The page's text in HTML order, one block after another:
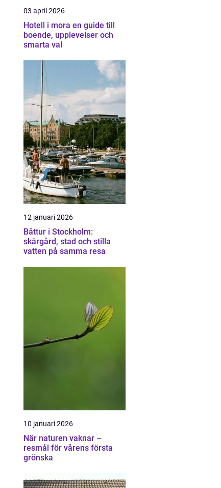
03 april 2026
Hotell i mora en guide till
boende, upplevelser och
smarta val
12 januari 2026
Båttur i Stockholm:
skärgård, stad och stilla
vatten på samma resa
10 januari 2026
När naturen vaknar –
resmål för vårens första
grönska